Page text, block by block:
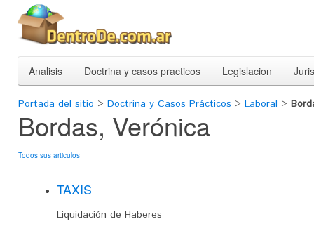
Analisis Doctrina y casos practicos Legislacion
Portada del sitio > Doctrina y Casos Prácticos > Laboral >
Bordas, Verónica
Todos sus articulos
TAXIS
Liquidación de Haberes